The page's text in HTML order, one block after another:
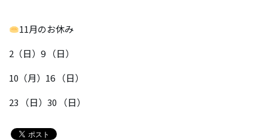
11月のお休み
2（日）9 （日）
10（月）16 （日）
23 （日）30 （日）